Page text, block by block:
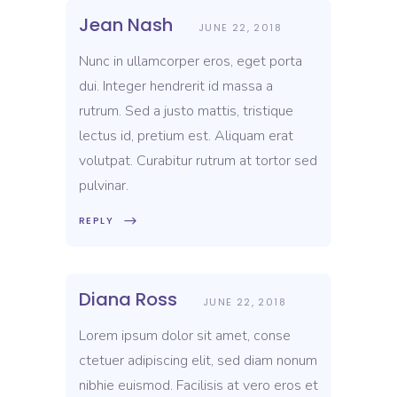
Jean Nash JUNE 22, 2018
Nunc in ullamcorper eros, eget porta
dui. Integer hendrerit id massa a
rutrum. Sed a justo mattis, tristique
lectus id, pretium est. Aliquam erat
volutpat. Curabitur rutrum at tortor sed
pulvinar.
REPLY
Diana Ross JUNE 22, 2018
Lorem ipsum dolor sit amet, conse
ctetuer adipiscing elit, sed diam nonum
nibhie euismod. Facilisis at vero eros et